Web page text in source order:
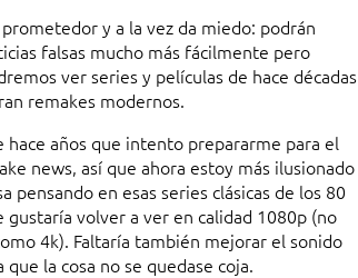
y a la vez da miedo: podrán
falsas mucho más fácilmente pero
ver series y películas de hace décadas
remakes modernos.
hace años que intento prepararme para el
news, así que ahora estoy más ilusionado
pensando en esas series clásicas de los 80
gustaría volver a ver en calidad 1080p (no
4k). Faltaría también mejorar el sonido
que la cosa no se quedase coja.